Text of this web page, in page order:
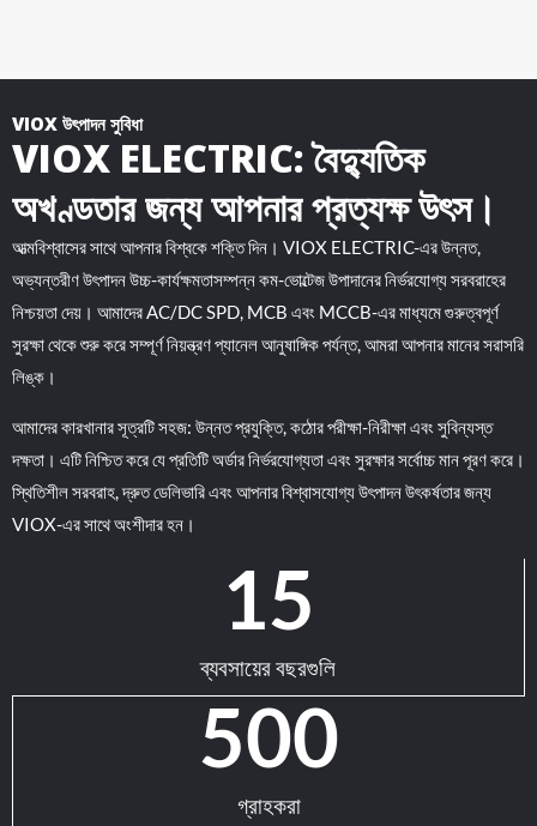
VIOX উৎপাদন সুবিধা
VIOX ELECTRIC: বৈদ্যুতিক
অখণ্ডতার জন্য আপনার প্রত্যক্ষ উৎস।
আত্মবিশ্বাসের সাথে আপনার বিশ্বকে শক্তি দিন। VIOX ELECTRIC-এর উন্নত,
অভ্যন্তরীণ উৎপাদন উচ্চ-কার্যক্ষমতাসম্পন্ন কম-ভোল্টেজ উপাদানের নির্ভরযোগ্য সরবরাহের
নিশ্চয়তা দেয়। আমাদের AC/DC SPD, MCB এবং MCCB-এর মাধ্যমে গুরুত্বপূর্ণ
সুরক্ষা থেকে শুরু করে সম্পূর্ণ নিয়ন্ত্রণ প্যানেল আনুষাঙ্গিক পর্যন্ত, আমরা আপনার মানের সরাসরি
লিঙ্ক।
আমাদের কারখানার সূত্রটি সহজ: উন্নত প্রযুক্তি, কঠোর পরীক্ষা-নিরীক্ষা এবং সুবিন্যস্ত
দক্ষতা। এটি নিশ্চিত করে যে প্রতিটি অর্ডার নির্ভরযোগ্যতা এবং সুরক্ষার সর্বোচ্চ মান পূরণ করে।
স্থিতিশীল সরবরাহ, দ্রুত ডেলিভারি এবং আপনার বিশ্বাসযোগ্য উৎপাদন উৎকর্ষতার জন্য
VIOX-এর সাথে অংশীদার হন।
ব্যবসায়ের বছরগুলি
15
গ্রাহকরা
500